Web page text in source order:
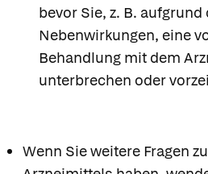
bevor Sie, z. B.
Nebenwirkungen, eine
Behandlung mit dem
unterbrechen oder
Wenn Sie weitere Fragen